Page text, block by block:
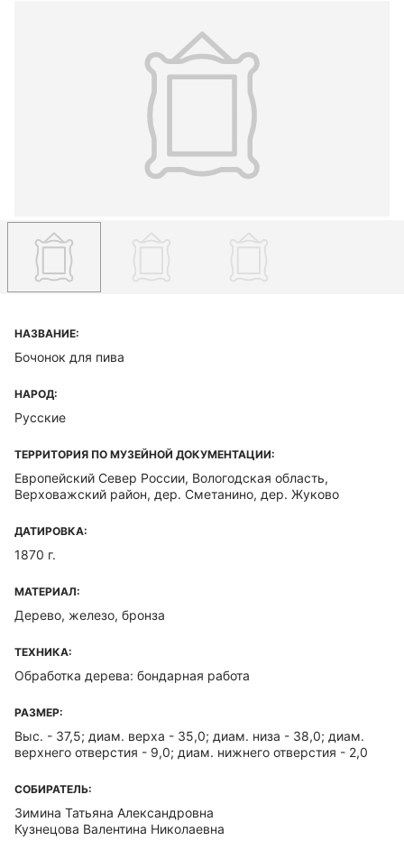
НАЗВАНИЕ:
Бочонок для пива
НАРОД:
Русские
ТЕРРИТОРИЯ ПО МУЗЕЙНОЙ ДОКУМЕНТАЦИИ:
Европейский Север России, Вологодская область,
Верховажский район, дер. Сметанино, дер. Жуково
ДАТИРОВКА:
1870 г.
МАТЕРИАЛ:
Дерево, железо, бронза
ТЕХНИКА:
Обработка дерева: бондарная работа
РАЗМЕР:
Выс. - 37,5; диам. верха - 35,0; диам. низа - 38,0; диам.
верхнего отверстия - 9,0; диам. нижнего отверстия - 2,0
СОБИРАТЕЛЬ:
Зимина Татьяна Александровна
Кузнецова Валентина Николаевна